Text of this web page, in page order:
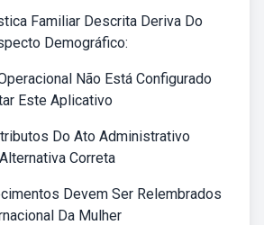
Familiar Descrita Deriva Do
Demográfico:
Não Está Configurado
Este Aplicativo
Do Ato Administrativo
Correta
Devem Ser Relembrados
Da Mulher